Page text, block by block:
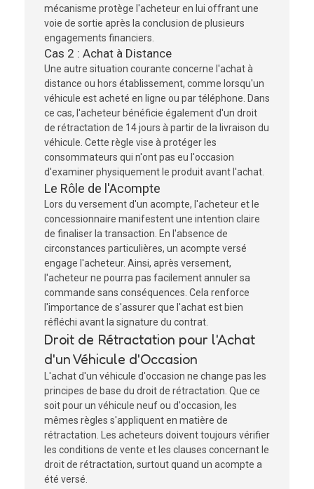
mécanisme protège l'acheteur en lui offrant une
voie de sortie après la conclusion de plusieurs
engagements financiers.
Cas 2 : Achat à Distance
Une autre situation courante concerne l'achat à
distance ou hors établissement, comme lorsqu'un
véhicule est acheté en ligne ou par téléphone. Dans
ce cas, l'acheteur bénéficie également d'un droit
de rétractation de 14 jours à partir de la livraison du
véhicule. Cette règle vise à protéger les
consommateurs qui n'ont pas eu l'occasion
d'examiner physiquement le produit avant l'achat.
Le Rôle de l'Acompte
Lors du versement d'un acompte, l'acheteur et le
concessionnaire manifestent une intention claire
de finaliser la transaction. En l'absence de
circonstances particulières, un acompte versé
engage l'acheteur. Ainsi, après versement,
l'acheteur ne pourra pas facilement annuler sa
commande sans conséquences. Cela renforce
l'importance de s'assurer que l'achat est bien
réfléchi avant la signature du contrat.
Droit de Rétractation pour l'Achat
d'un Véhicule d'Occasion
L'achat d'un véhicule d'occasion ne change pas les
principes de base du droit de rétractation. Que ce
soit pour un véhicule neuf ou d'occasion, les
mêmes règles s'appliquent en matière de
rétractation. Les acheteurs doivent toujours vérifier
les conditions de vente et les clauses concernant le
droit de rétractation, surtout quand un acompte a
été versé.